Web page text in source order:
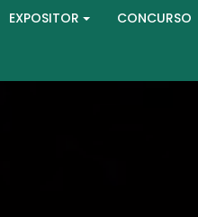
EXPOSITOR CONCURSO